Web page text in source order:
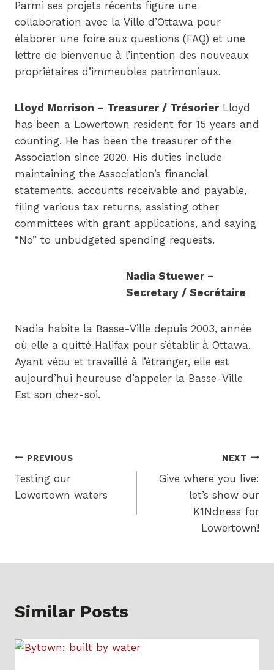
Parmi ses projets récents figure une
collaboration avec la Ville d’Ottawa pour
élaborer une foire aux questions (FAQ) et une
lettre de bienvenue à l’intention des nouveaux
propriétaires d’immeubles patrimoniaux.
Lloyd Morrison – Treasurer / TrésorierLloyd
has been a Lowertown resident for 15 years and
counting. He has been the treasurer of the
Association since 2020. His duties include
maintaining the Association’s financial
statements, accounts receivable and payable,
filing various tax returns, assisting other
committees with grant applications, and saying
“No” to unbudgeted spending requests.
Nadia Stuewer –
Secretary / Secrétaire
Nadia habite la Basse-Ville depuis 2003, année
où elle a quitté Halifax pour s’établir à Ottawa.
Ayant vécu et travaillé à l’étranger, elle est
aujourd’hui heureuse d’appeler la Basse-Ville
Est son chez-soi.
Post
navigation
PREVIOUS
Testing our
Lowertown waters
NEXT
Give where you live:
let’s show our
K1Ndness for
Lowertown!
Similar Posts